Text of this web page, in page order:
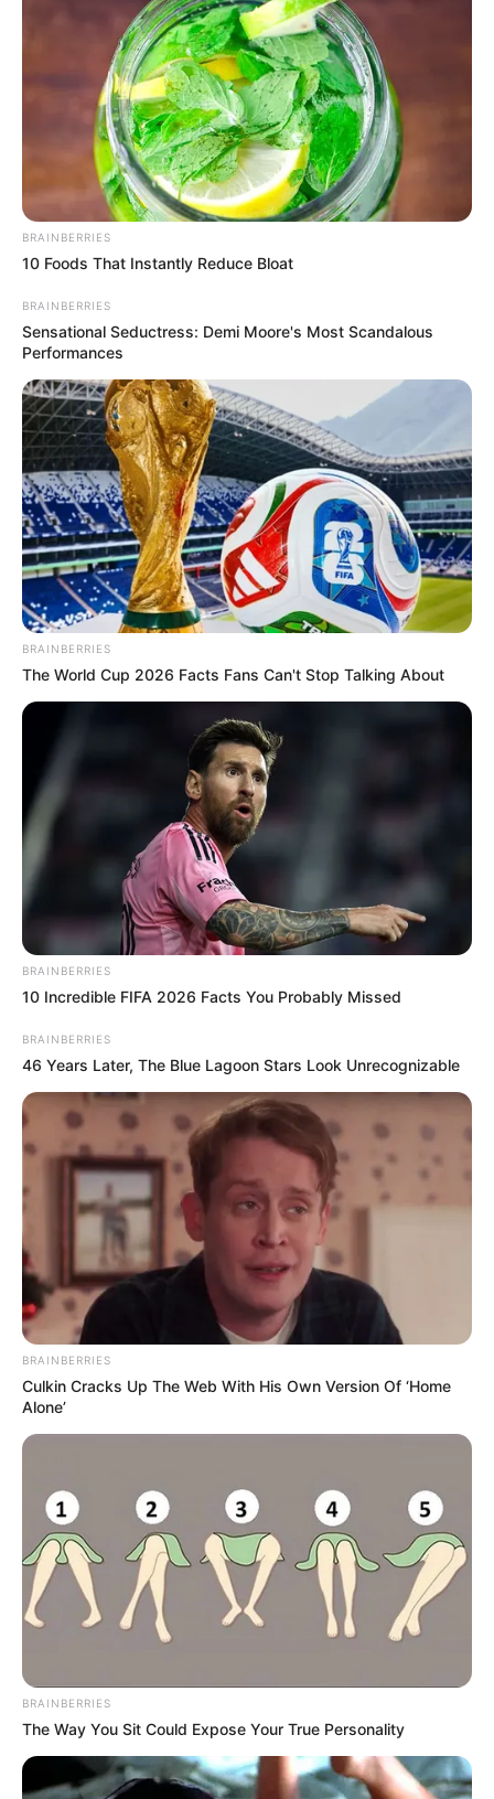
BRAINBERRIES
10 Foods That Instantly Reduce Bloat
BRAINBERRIES
Sensational Seductress: Demi Moore's Most Scandalous
Performances
BRAINBERRIES
The World Cup 2026 Facts Fans Can't Stop Talking About
BRAINBERRIES
10 Incredible FIFA 2026 Facts You Probably Missed
BRAINBERRIES
46 Years Later, The Blue Lagoon Stars Look Unrecognizable
BRAINBERRIES
Culkin Cracks Up The Web With His Own Version Of ‘Home
Alone’
BRAINBERRIES
The Way You Sit Could Expose Your True Personality